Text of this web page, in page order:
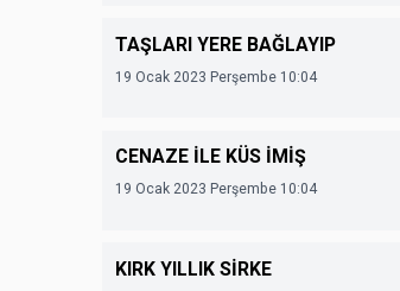
TAŞLARI YERE BAĞLAYIP
19 Ocak 2023 Perşembe 10:04
CENAZE İLE KÜS İMİŞ
19 Ocak 2023 Perşembe 10:04
KIRK YILLIK SİRKE